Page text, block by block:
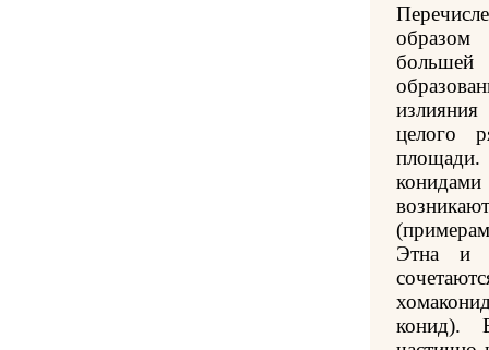
образом
большей
целого
Этна и
конид).